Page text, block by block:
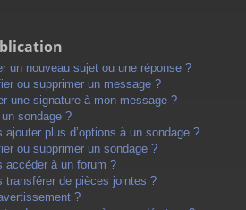
un nouveau sujet ou une réponse ?
ou supprimer un message ?
une signature à mon message ?
sondage ?
ajouter plus d’options à un sondage ?
ou supprimer un sondage ?
accéder à un forum ?
transférer de pièces jointes ?
?